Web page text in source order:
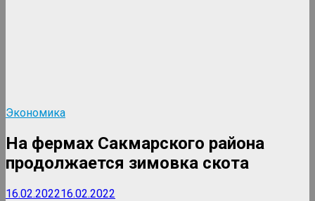
Экономика
На фермах Сакмарского района
продолжается зимовка скота
16.02.202216.02.2022